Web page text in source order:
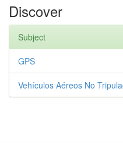
Discover
Subject
GPS
Vehículos Aéreos No